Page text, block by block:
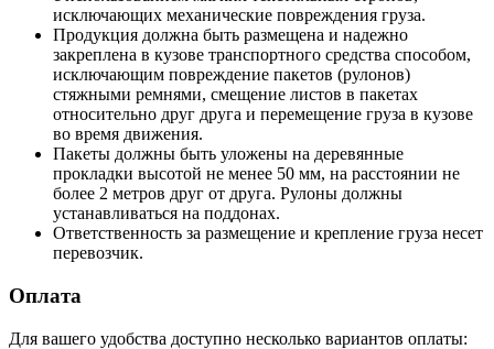
исключающих механические повреждения груза.
Продукция должна быть размещена и надежно
закреплена в кузове транспортного средства способом,
исключающим повреждение пакетов (рулонов)
стяжными ремнями, смещение листов в пакетах
относительно друг друга и перемещение груза в кузове
во время движения.
Пакеты должны быть уложены на деревянные
прокладки высотой не менее 50 мм, на расстоянии не
более 2 метров друг от друга. Рулоны должны
устанавливаться на поддонах.
Ответственность за размещение и крепление груза несет
перевозчик.
Оплата
Для вашего удобства доступно несколько вариантов оплаты: